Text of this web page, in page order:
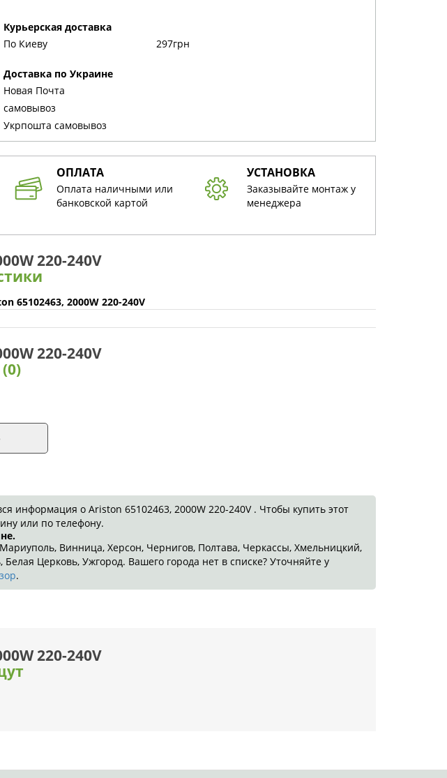
Курьерская доставка
По Киеву
297грн
Доставка по Украине
Новая Почта
cамовывоз
Укрпошта cамовывоз
ОПЛАТА
Оплата наличными или
банковской картой
УСТАНОВКА
Заказывайте монтаж у
менеджера
220-240V
65102463, 2000W 220-240V
220-240V
информация о Ariston 65102463, 2000W 220-240V . Чтобы купить этот
или по телефону.
Винница, Херсон, Чернигов, Полтава, Черкассы, Хмельницкий,
Церковь, Ужгород. Вашего города нет в списке? Уточняйте у
.
220-240V